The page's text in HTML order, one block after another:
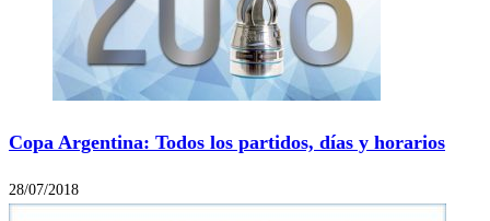
Copa Argentina: Todos los partidos, días y horarios
28/07/2018